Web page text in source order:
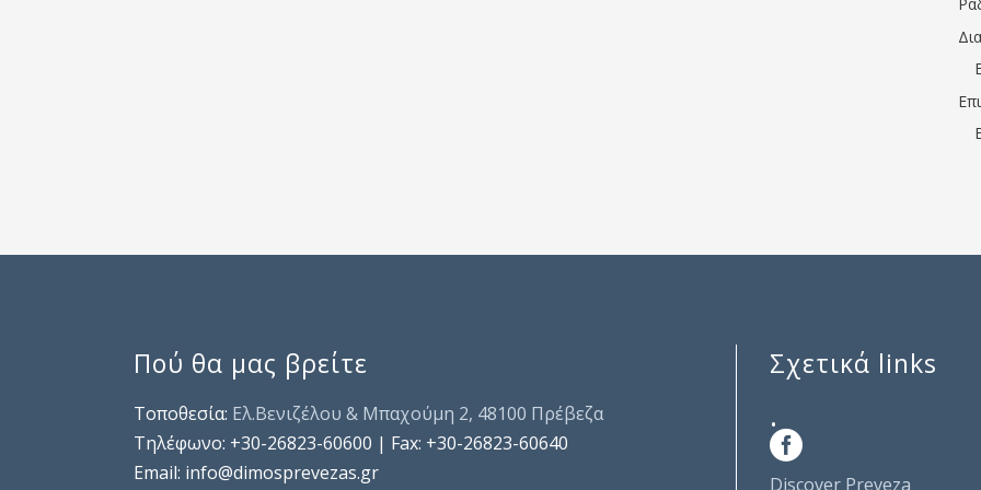
Πού θα μας βρείτε
Τοποθεσία: Ελ.Βενιζέλου & Μπαχούμη 2, 48100 Πρέβεζα
Τηλέφωνo: +30-26823-60600 | Fax: +30-26823-60640
Email: info@dimosprevezas.gr
Σχετικά links
.
Discover Preveza